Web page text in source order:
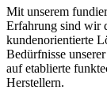
Mit unserem
Erfahrung sind wir
kundenorientierte
Bedürfnisse
auf etablierte
Herstellern.